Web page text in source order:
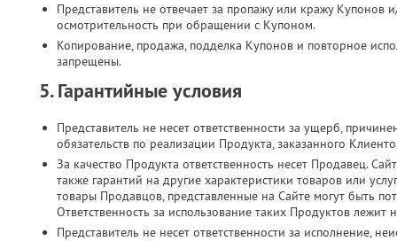
Представитель не отвечает за пропажу или кражу
осмотрительность при обращении с Купоном.
Копирование, продажа, подделка Купонов и повторное
запрещены.
5. Гарантийные условия
Представитель не несет ответственности за ущерб,
обязательств по реализации Продукта, заказанного
За качество Продукта ответственность несет Продавец.
также гарантий на другие характеристики товаров или
товары Продавцов, представленные на Сайте могут быть
Ответственность за использование таких Продуктов лежит
Представитель не несет ответственности за исполнение,